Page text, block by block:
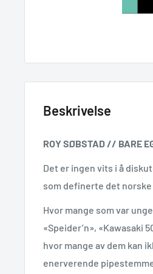
Beskrivelse
ROY SØBSTAD // BARE
Det er ingen vits i å
som definerte det
Hvor mange som var
«Speider’n», «Kawasaki
hvor mange av dem kan
enerverende